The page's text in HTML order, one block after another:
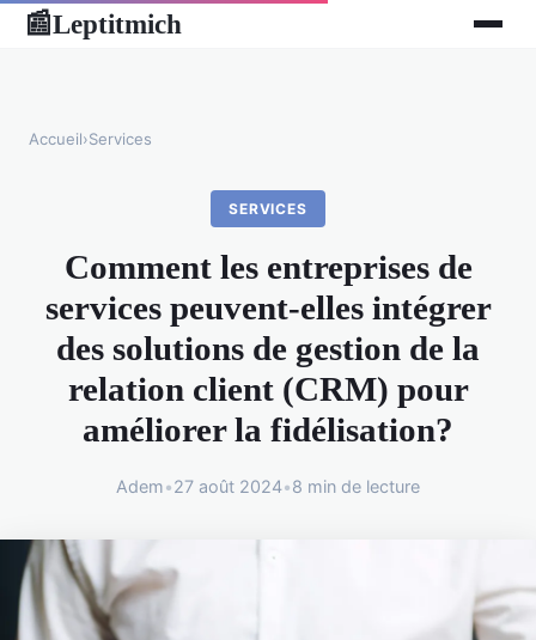
📰Leptitmich
Accueil›Services
SERVICES
Comment les entreprises de
services peuvent-elles intégrer
des solutions de gestion de la
relation client (CRM) pour
améliorer la fidélisation?
Adem•27 août 2024•8 min de lecture